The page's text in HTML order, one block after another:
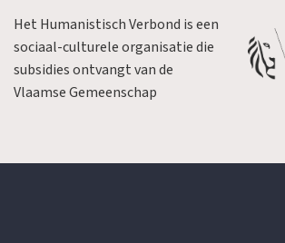
Het Humanistisch Verbond is een
sociaal-culturele organisatie die
subsidies ontvangt van de
Vlaamse Gemeenschap